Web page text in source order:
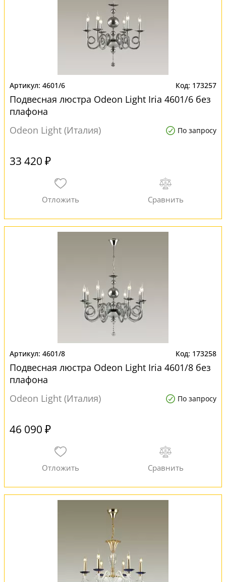
4601/6 173257
Подвесная люстра Odeon Light Iria 4601/6 без
плафона
Odeon Light (Италия)
По запросу
33 420 ₽
4601/8 173258
Подвесная люстра Odeon Light Iria 4601/8 без
плафона
Odeon Light (Италия)
По запросу
46 090 ₽